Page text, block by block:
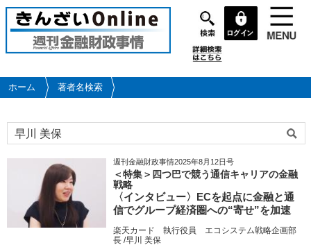
メ
イ
コ
ン
移
動
ホーム 著者名検索
週刊金融財政事情2025年8月12日号
＜特集＞四つ巴で競う通信キャリアの金融
戦略
〈インタビュー〉ECを起点に金融と通
信でグループ経済圏への“寄せ”を加速
楽天カード 執行役員 エコシステム戦略企画部
長 /早川 美保